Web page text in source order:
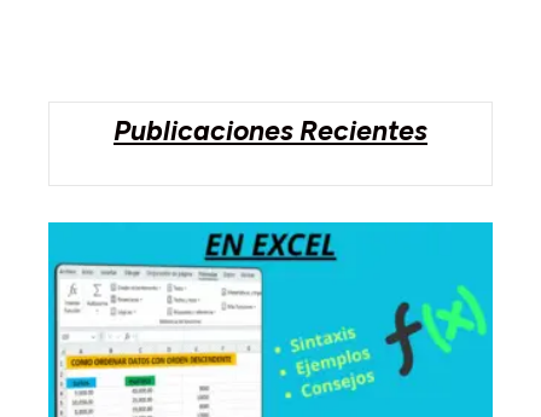
Publicaciones Recientes